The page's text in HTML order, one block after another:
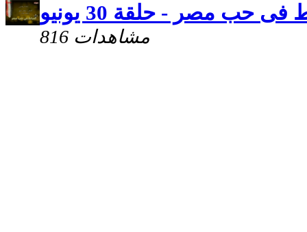
فى حب مصر - حلقة 30 يونيو
816 مشاهدات